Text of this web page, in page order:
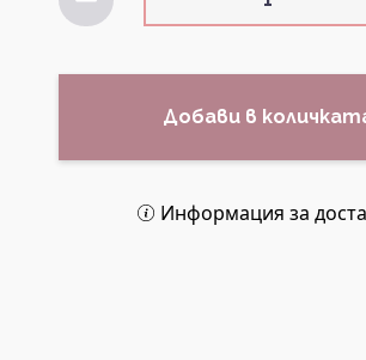
Добави в
Информация за